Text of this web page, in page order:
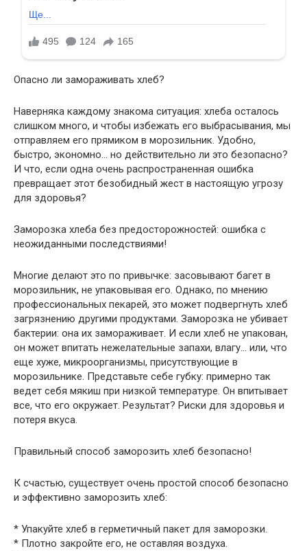
Опасно ли замораживать хлеб?
Наверняка каждому знакома ситуация: хлеба осталось
слишком много, и чтобы избежать его выбрасывания, мы
отправляем его прямиком в морозильник. Удобно,
быстро, экономно… но действительно ли это безопасно?
И что, если одна очень распространенная ошибка
превращает этот безобидный жест в настоящую угрозу
для здоровья?
Заморозка хлеба без предосторожностей: ошибка с
неожиданными последствиями!
Многие делают это по привычке: засовывают багет в
морозильник, не упаковывая его. Однако, по мнению
профессиональных пекарей, это может подвергнуть хлеб
загрязнению другими продуктами. Заморозка не убивает
бактерии: она их замораживает. И если хлеб не упакован,
он может впитать нежелательные запахи, влагу… или, что
еще хуже, микроорганизмы, присутствующие в
морозильнике. Представьте себе губку: примерно так
ведет себя мякиш при низкой температуре. Он впитывает
все, что его окружает. Результат? Риски для здоровья и
потеря вкуса.
Правильный способ заморозить хлеб безопасно!
К счастью, существует очень простой способ безопасно
и эффективно заморозить хлеб:
* Упакуйте хлеб в герметичный пакет для заморозки.
* Плотно закройте его, не оставляя воздуха.